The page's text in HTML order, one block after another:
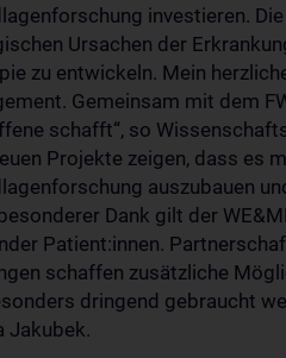
investieren.
Ursachen der
zu entwickeln. Mein
Gemeinsam mit dem
schafft“, so
Projekte zeigen, dass es
auszubauen
Dank gilt der
Patient:innen.
schaffen zusätzliche
dringend gebraucht
Jakubek.